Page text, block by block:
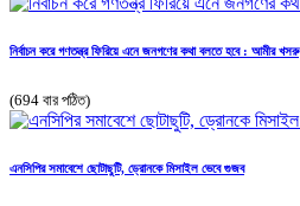
নির্বাচন করে গণতন্ত্র ফিরিয়ে এনে জনগণের কথা বলতে হবে : আমীর খসরু
(694 বার পঠিত)
এনসিপির সমাবেশে ছোটাছুটি, ড্রোনকে মিসাইল ভেবে গুজব